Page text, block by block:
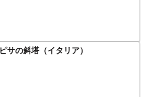
ピサの斜塔（イタリア）